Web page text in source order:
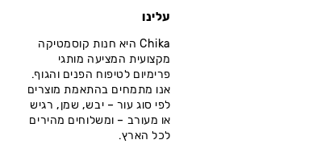
עלינו
Chika היא חנות קוסמטיקה
מקצועית המציעה מותגי
פרימיום לטיפוח הפנים והגוף.
אנו מתמחים בהתאמת מוצרים
לפי סוג עור – יבש, שמן, רגיש
או מעורב – ומשלוחים מהירים
לכל הארץ.